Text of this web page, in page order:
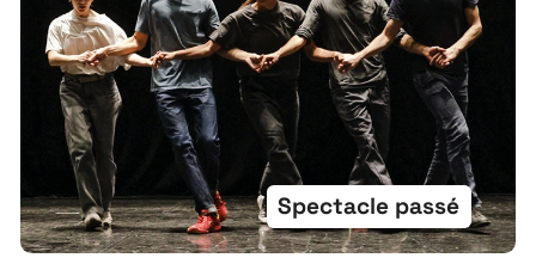
Spectacle passé